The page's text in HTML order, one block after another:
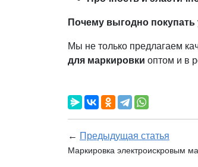
Почему выгодно покупать
Мы не только предлагаем
для маркировки оптом и в
← Предыдущая статья
Маркировка электроискровым